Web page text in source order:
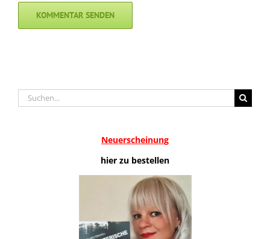
Suche
nach:
Neuerscheinung
hier zu bestellen